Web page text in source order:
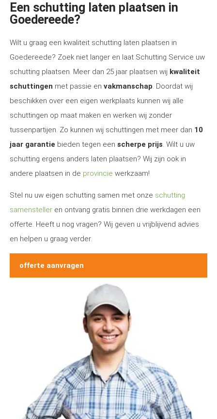
Een schutting laten plaatsen in
Goedereede?
Wilt u graag een kwaliteit schutting laten plaatsen in
Goedereede? Zoek niet langer en laat Schutting Service uw
schutting plaatsen. Meer dan 25 jaar plaatsen wij kwaliteit
schuttingen met passie en vakmanschap. Doordat wij
beschikken over een eigen werkplaats kunnen wij alle
schuttingen op maat maken en werken wij zonder
tussenpartijen. Zo kunnen wij schuttingen met meer dan 10
jaar garantie bieden tegen een scherpe prijs. Wilt u uw
schutting ergens anders laten plaatsen? Wij zijn ook in
andere plaatsen in de provincie werkzaam!
Stel nu uw eigen schutting samen met onze schutting
samensteller en ontvang gratis binnen drie werkdagen een
offerte. Heeft u nog vragen? Wij geven u vrijblijvend advies
en helpen u graag verder.
offerte aanvragen